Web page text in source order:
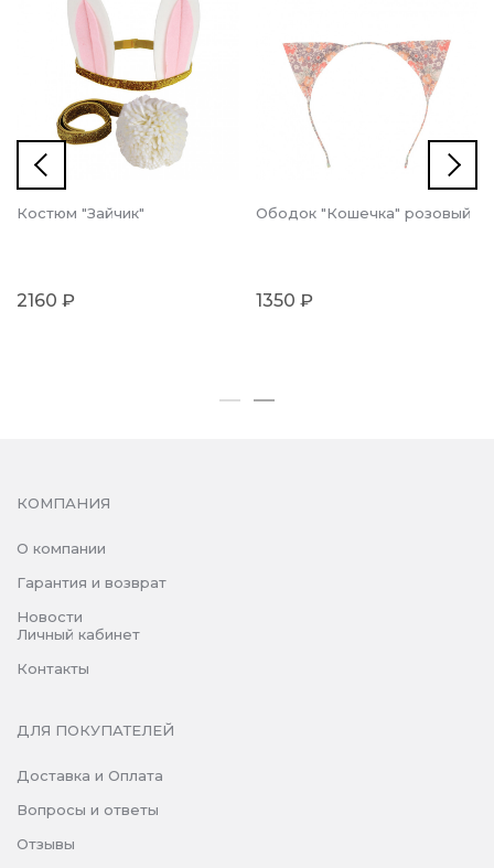
Костюм "Зайчик"
2160 ₽
Ободок "Кошечка" розовый
1350 ₽
КОМПАНИЯ
О компании
Гарантия и возврат
Новости
Личный кабинет
Контакты
ДЛЯ ПОКУПАТЕЛЕЙ
Доставка и Оплата
Вопросы и ответы
Отзывы